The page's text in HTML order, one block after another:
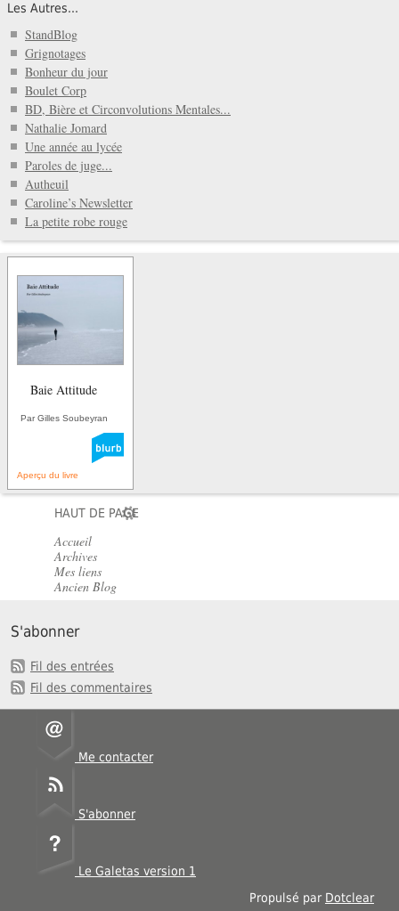
Les Autres...
StandBlog
Grignotages
Bonheur du jour
Boulet Corp
BD, Bière et Circonvolutions Mentales...
Nathalie Jomard
Une année au lycée
Paroles de juge...
Autheuil
Caroline’s Newsletter
La petite robe rouge
Baie Attitude
Par Gilles Soubeyran
Aperçu du livre
HAUT DE PAGE
Accueil
Archives
Mes liens
Ancien Blog
S'abonner
Fil des entrées
Fil des commentaires
Me contacter
S'abonner
Le Galetas version 1
Propulsé par Dotclear